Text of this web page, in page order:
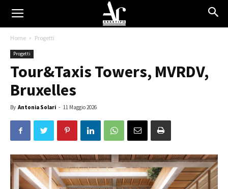
Home Progetti
Progetti
Tour&Taxis Towers, MVRDV,
Bruxelles
By Antonia Solari - 11 Maggio 2026